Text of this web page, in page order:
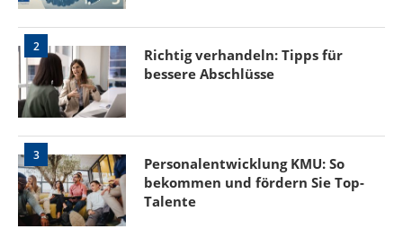
2
Richtig verhandeln: Tipps für
bessere Abschlüsse
3
Personalentwicklung KMU: So
bekommen und fördern Sie Top-
Talente